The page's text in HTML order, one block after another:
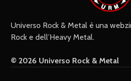
Universo Rock & Metal è una
Rock e dell’Heavy Metal.
© 2026 Universo Rock & Metal